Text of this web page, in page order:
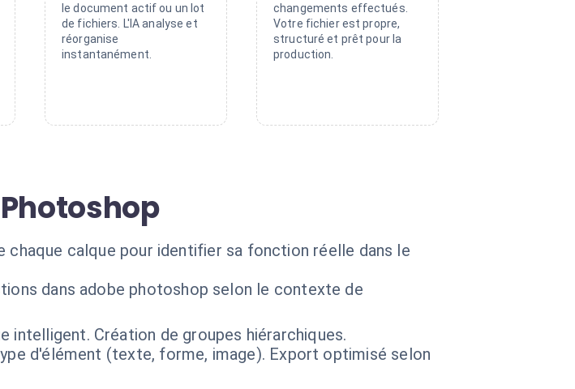
le document actif ou un lot
de fichiers. L'IA analyse et
réorganise
instantanément.
changements effectués.
Votre fichier est propre,
structuré et prêt pour la
production.
calque pour identifier sa fonction réelle dans le
dans adobe photoshop selon le contexte de
intelligent. Création de groupes hiérarchiques.
d'élément (texte, forme, image). Export optimisé selon